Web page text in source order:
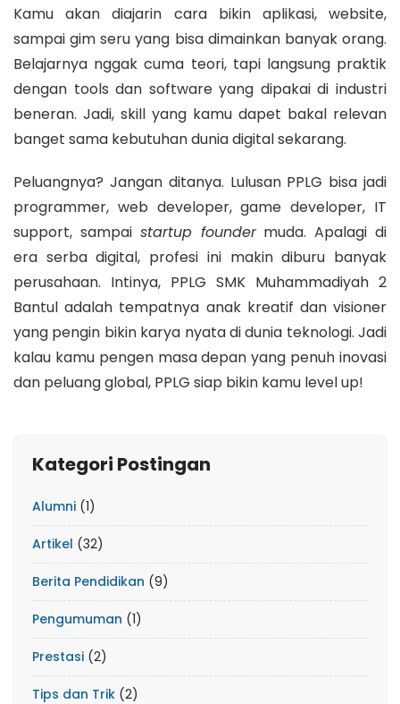
Kamu akan diajarin cara bikin aplikasi, website,
sampai gim seru yang bisa dimainkan banyak orang.
Belajarnya nggak cuma teori, tapi langsung praktik
dengan tools dan software yang dipakai di industri
beneran. Jadi, skill yang kamu dapet bakal relevan
banget sama kebutuhan dunia digital sekarang.
Peluangnya? Jangan ditanya. Lulusan PPLG bisa jadi
programmer, web developer, game developer, IT
support, sampai startup foundermuda. Apalagi di
era serba digital, profesi ini makin diburu banyak
perusahaan. Intinya, PPLG SMK Muhammadiyah 2
Bantul adalah tempatnya anak kreatif dan visioner
yang pengin bikin karya nyata di dunia teknologi. Jadi
kalau kamu pengen masa depan yang penuh inovasi
dan peluang global, PPLG siap bikin kamu level up!
Kategori Postingan
Alumni (1)
Artikel (32)
Berita Pendidikan (9)
Pengumuman (1)
Prestasi (2)
Tips dan Trik (2)